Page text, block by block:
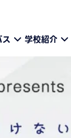
学校紹介